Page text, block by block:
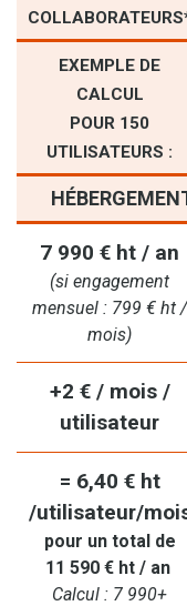
EXEMPLE DE
CALCUL
POUR 150
UTILISATEURS :
7 990 € ht / an
(si engagement
mensuel : 799 € ht /
mois)
+2 € / mois /
utilisateur
= 6,40 € ht
/utilisateur/
pour un total de
11 590 € ht / an
Calcul : 7 990+